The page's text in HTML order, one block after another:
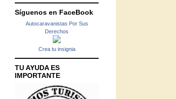
Síguenos en FaceBook
Autocaravanistas Por Sus
Derechos
Crea tu insignia
TU AYUDA ES
IMPORTANTE